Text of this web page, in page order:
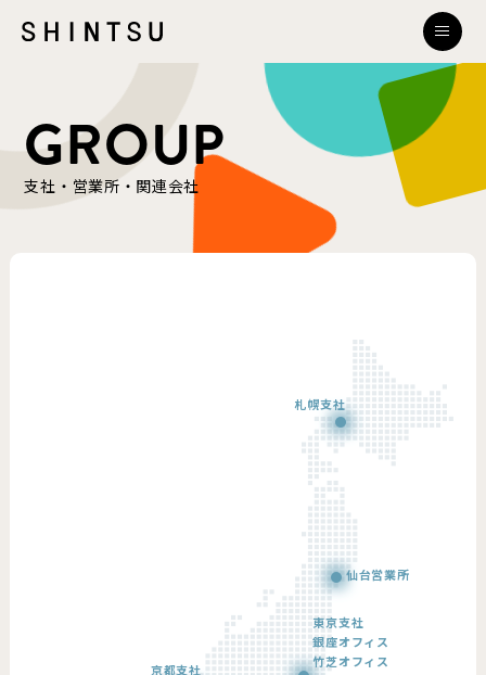
GROUP
支社・営業所・関連会社
東京支社
銀座オフィス
竹芝オフィス
京都支社
仙台営業所
札幌支社